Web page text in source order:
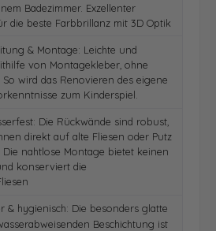
Badezimmer. Exzellenter
die beste Farbbrillanz mit 3D Optik
& Montage: Leichte und
von Montagekleber, ohne
wird das Renovieren des eigene
zum Kinderspiel.
Die Rückwände sind robust,
direkt auf alte Fliesen oder Putz
nahtlose Montage bietet keinen
konserviert die
& hygienisch: Die besonders glatte
Beschichtung ist